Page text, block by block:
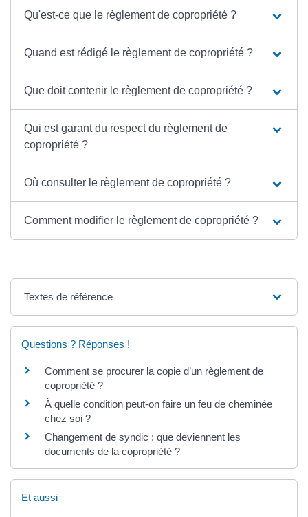
Qu'est-ce que le règlement de copropriété ?
Quand est rédigé le règlement de copropriété ?
Que doit contenir le règlement de copropriété ?
Qui est garant du respect du règlement de
copropriété ?
Où consulter le règlement de copropriété ?
Comment modifier le règlement de copropriété ?
Textes de référence
Questions ? Réponses !
Comment se procurer la copie d’un règlement de
copropriété ?
À quelle condition peut-on faire un feu de cheminée
chez soi ?
Changement de syndic : que deviennent les
documents de la copropriété ?
Et aussi